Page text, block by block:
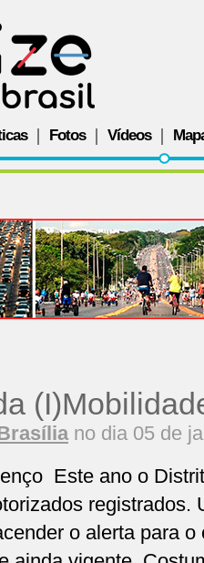
Fotos Vídeos
no dia 05 de
Este ano o
registrados.
o alerta para